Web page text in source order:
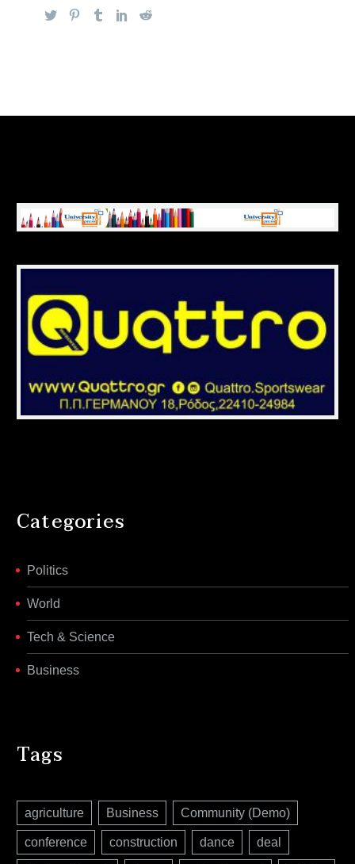
Categories
Politics
World
Tech & Science
Business
Tags
agriculture Business Community (Demo)
conference construction dance deal